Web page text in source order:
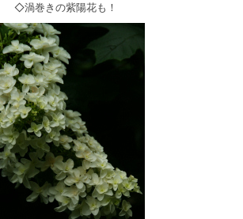
◇渦巻きの紫陽花も！